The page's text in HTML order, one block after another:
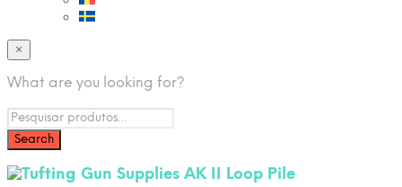
×
What are you looking for?